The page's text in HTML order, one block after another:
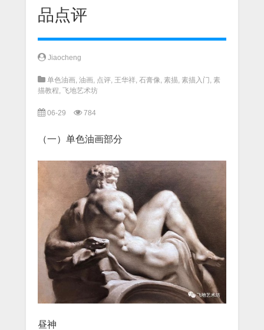
品点评
Jiaocheng
单色油画, 油画, 点评, 王华祥, 石膏像, 素描, 素描入门 , 素
描教程, 飞地艺术坊
06-29 784
（一）单色油画部分
昼神